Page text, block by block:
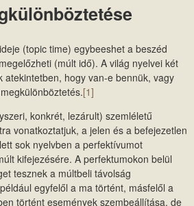
(topic time) egybeeshet a beszéd
(múlt idő). A világ nyelvei két
atekintetben, hogy van-e bennük, vagy
[1]
konkrét, lezárult) szemléletű
vonatkoztatjuk, a jelen és a befejezetlen
sok nyelvben a perfektívumot
kifejezésére. A perfektumokon belül
tesznek a múltbeli távolság
egyfelől a ma történt, másfelől a
történt események szembeállítása, de